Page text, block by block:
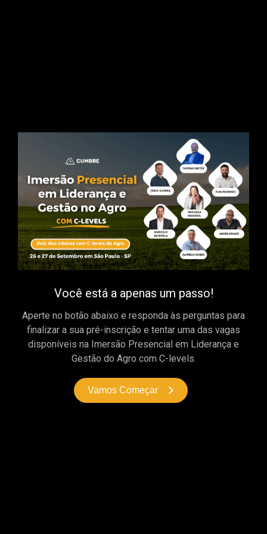
Você está a apenas um passo!
Aperte no botão abaixo e responda às perguntas para
finalizar a sua pré-inscrição e tentar uma das vagas
disponíveis na Imersão Presencial em Liderança e
Gestão do Agro com C-levels.
Vamos Começar